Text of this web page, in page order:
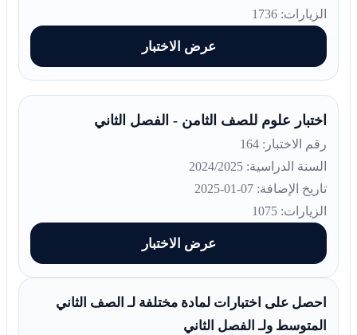
الزيارات: 1736
عرض الاختبار
اختبار علوم للصف الثامن - الفصل الثاني
رقم الاختبار: 164
السنة الدراسية: 2024/2025
تاريخ الإضافة: 07-01-2025
الزيارات: 1075
عرض الاختبار
احصل على اختبارات لمادة مختلفة لـ الصف الثاني
المتوسط ولـ الفصل الثاني